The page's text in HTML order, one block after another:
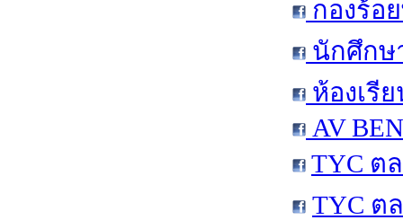
กองร้อ
นักศึกษ
ห้องเรี
AV
TYC ต
TYC ต